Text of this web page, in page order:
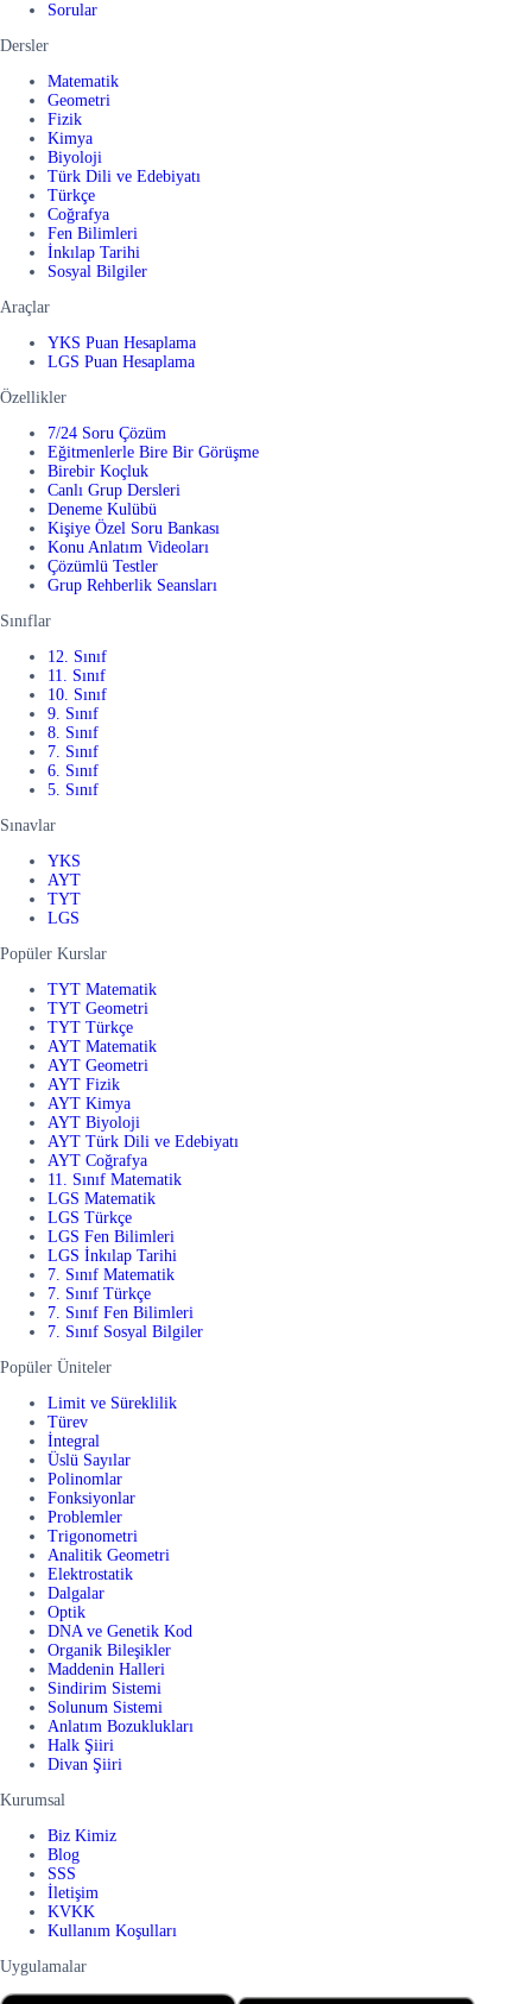
Sorular
Dersler
Matematik
Geometri
Fizik
Kimya
Biyoloji
Türk Dili ve Edebiyatı
Türkçe
Coğrafya
Fen Bilimleri
İnkılap Tarihi
Sosyal Bilgiler
Araçlar
YKS Puan Hesaplama
LGS Puan Hesaplama
Özellikler
7/24 Soru Çözüm
Eğitmenlerle Bire Bir Görüşme
Birebir Koçluk
Canlı Grup Dersleri
Deneme Kulübü
Kişiye Özel Soru Bankası
Konu Anlatım Videoları
Çözümlü Testler
Grup Rehberlik Seansları
Sınıflar
12. Sınıf
11. Sınıf
10. Sınıf
9. Sınıf
8. Sınıf
7. Sınıf
6. Sınıf
5. Sınıf
Sınavlar
YKS
AYT
TYT
LGS
Popüler Kurslar
TYT Matematik
TYT Geometri
TYT Türkçe
AYT Matematik
AYT Geometri
AYT Fizik
AYT Kimya
AYT Biyoloji
AYT Türk Dili ve Edebiyatı
AYT Coğrafya
11. Sınıf Matematik
LGS Matematik
LGS Türkçe
LGS Fen Bilimleri
LGS İnkılap Tarihi
7. Sınıf Matematik
7. Sınıf Türkçe
7. Sınıf Fen Bilimleri
7. Sınıf Sosyal Bilgiler
Popüler Üniteler
Limit ve Süreklilik
Türev
İntegral
Üslü Sayılar
Polinomlar
Fonksiyonlar
Problemler
Trigonometri
Analitik Geometri
Elektrostatik
Dalgalar
Optik
DNA ve Genetik Kod
Organik Bileşikler
Maddenin Halleri
Sindirim Sistemi
Solunum Sistemi
Anlatım Bozuklukları
Halk Şiiri
Divan Şiiri
Kurumsal
Biz Kimiz
Blog
SSS
İletişim
KVKK
Kullanım Koşulları
Uygulamalar